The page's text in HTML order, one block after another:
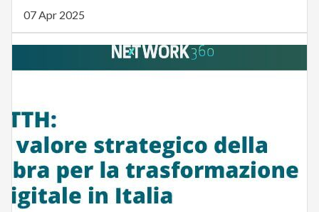
07 Apr 2025